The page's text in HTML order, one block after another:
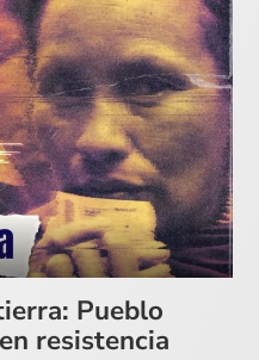
Pueblo
resistencia